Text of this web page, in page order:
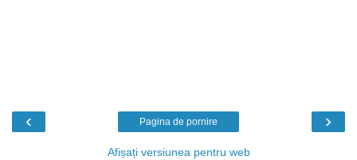
‹ ›
Pagina de pornire
Afișați versiunea pentru web